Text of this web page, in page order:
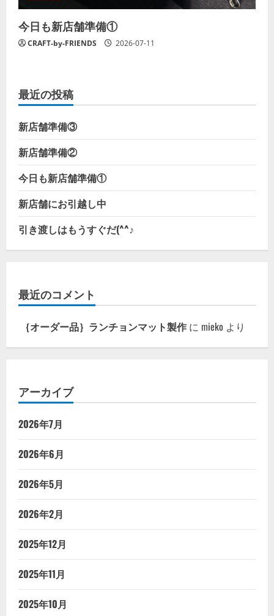
今日も新店舗準備①
CRAFT-by-FRIENDS 2026-07-11
最近の投稿
新店舗準備③
新店舗準備②
今日も新店舗準備①
新店舗にお引越し中
引き渡しはもうすぐだ(^^♪
最近のコメント
｛オーダー品｝ランチョンマット製作 に mieko より
アーカイブ
2026年7月
2026年6月
2026年5月
2026年2月
2025年12月
2025年11月
2025年10月